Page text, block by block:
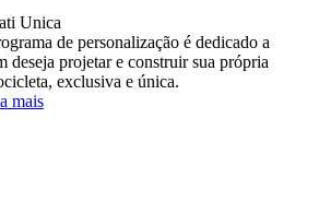
Unica
de personalização é dedicado a
deseja projetar e construir sua própria
exclusiva e única.
mais